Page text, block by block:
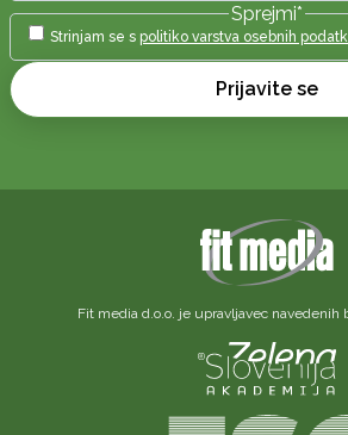
Sprejmi*
Strinjam se s politiko varstva osebnih
Prijavite se
Fit media d.o.o. je upravljavec navedenih